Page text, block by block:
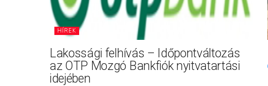
HÍREK
Lakossági felhívás – Időpontváltozás
az OTP Mozgó Bankfiók nyitvatartási
idejében